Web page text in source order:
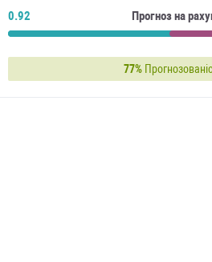
0.92 Прогноз на
77%